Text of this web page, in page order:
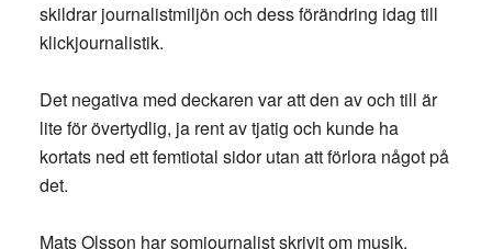
skildrar journalistmiljön och dess förändring idag till
klickjournalistik.
Det negativa med deckaren var att den av och till är
lite för övertydlig, ja rent av tjatig och kunde ha
kortats ned ett femtiotal sidor utan att förlora något på
det.
Mats Olsson har somjournalist skrivit om musik,